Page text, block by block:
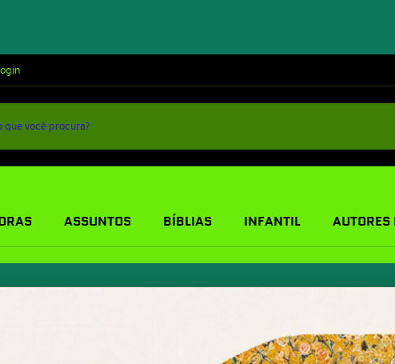
ASSUNTOS BÍBLIAS INFANTIL AUTORES